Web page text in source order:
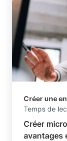
Créer une
Temps de
Créer
avantages